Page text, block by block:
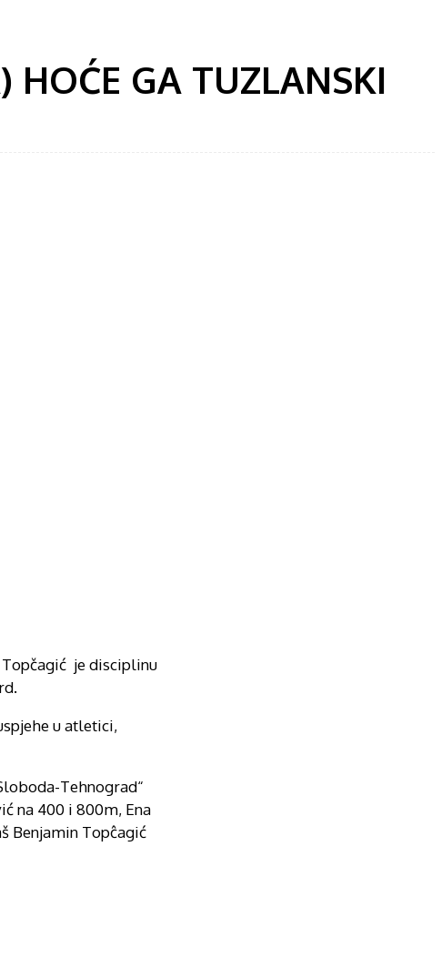
HOĆE GA TUZLANSKI
Topčagić je disciplinu
u atletici,
Tehnograd“
na 400 i 800m, Ena
Benjamin Topĉagić